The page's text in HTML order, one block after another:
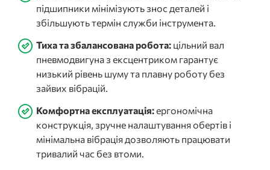
підшипники мінімізують знос деталей і
збільшують термін служби інструмента.
Тиха та збалансована робота: цільний вал
пневмодвигуна з ексцентриком гарантує
низький рівень шуму та плавну роботу без
зайвих вібрацій.
Комфортна експлуатація:ергономічна
конструкція, зручне налаштування обертів і
мінімальна вібрація дозволяють працювати
тривалий час без втоми.